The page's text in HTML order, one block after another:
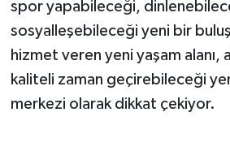
spor yapabileceği,
sosyalleşebileceği yeni bir
hizmet veren yeni yaşam alanı,
kaliteli zaman geçirebileceği
merkezi olarak dikkat çekiyor.